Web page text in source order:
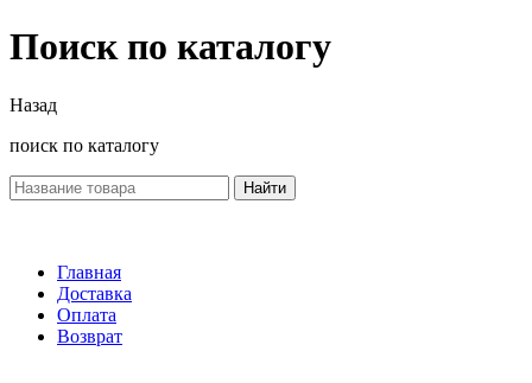
Поиск по каталогу
Назад
поиск по каталогу
Найти
Главная
Доставка
Оплата
Возврат